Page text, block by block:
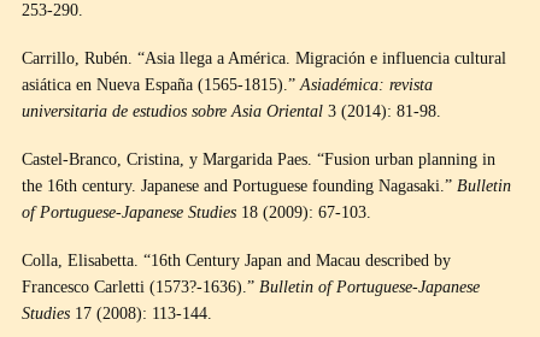
253-290.
Carrillo, Rubén. “Asia llega a América. Migración e influencia cultural
asiática en Nueva España (1565-1815).”Asiadémica: revista
universitaria de estudios sobre Asia Oriental 3 (2014): 81-98.
Castel-Branco, Cristina, y Margarida Paes. “Fusion urban planning in
the 16th century. Japanese and Portuguese founding Nagasaki.” Bulletin
of Portuguese-Japanese Studies 18 (2009): 67-103.
Colla, Elisabetta. “16th Century Japan and Macau described by
Francesco Carletti (1573?-1636).” Bulletin of Portuguese-Japanese
Studies 17 (2008): 113-144.